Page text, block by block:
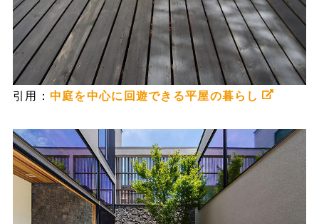
引用： 中庭を中心に回遊できる平屋の暮らし